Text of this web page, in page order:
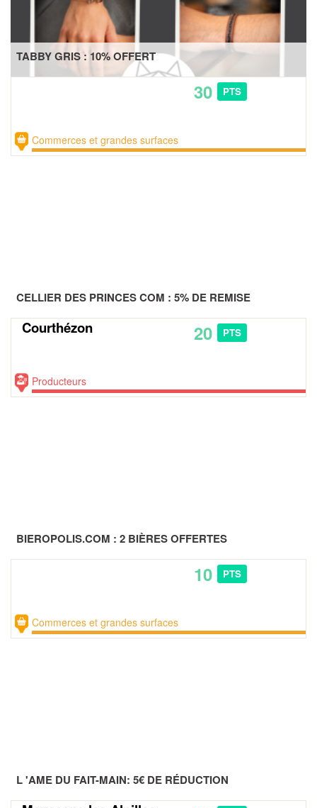
TABBY GRIS : 10% OFFERT
30 PTS
Commerces et grandes surfaces
CELLIER DES PRINCES COM : 5% DE REMISE
Courthézon 20 PTS
Producteurs
BIEROPOLIS.COM : 2 BIÈRES OFFERTES
10 PTS
Commerces et grandes surfaces
L 'AME DU FAIT-MAIN: 5€ DE RÉDUCTION